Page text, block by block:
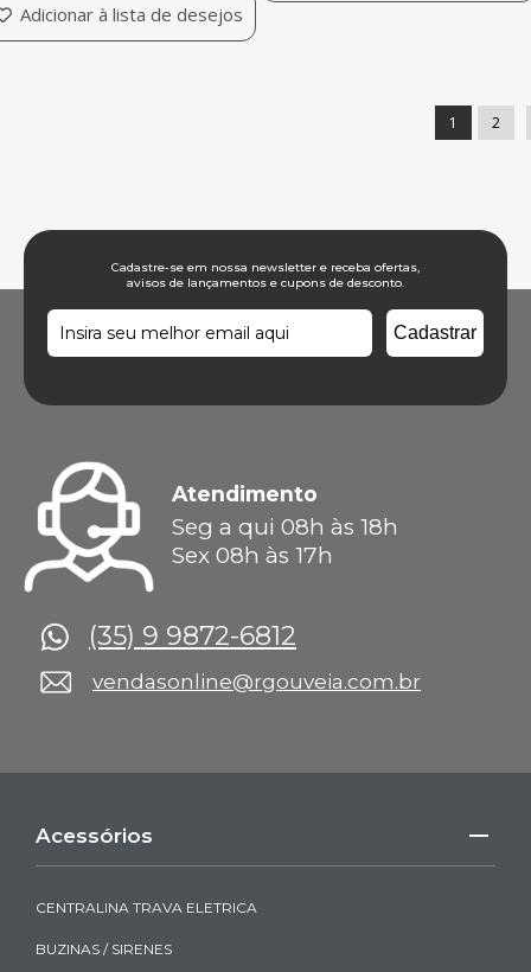
Adicionar à lista de desejos
1 2
Cadastre-se em nossa newsletter e receba ofertas,
avisos de lançamentos e cupons de desconto.
Atendimento
Seg a qui 08h às 18h
Sex 08h às 17h
(35) 9 9872-6812
vendasonline@rgouveia.com.br
Acessórios
CENTRALINA TRAVA ELETRICA
BUZINAS / SIRENES